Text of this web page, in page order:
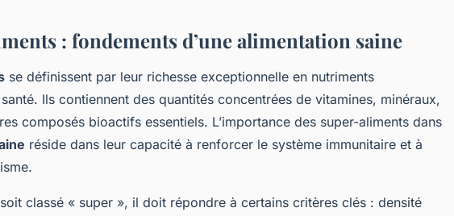
: fondements d’une alimentation saine
se définissent par leur richesse exceptionnelle en nutriments
Ils contiennent des quantités concentrées de vitamines, minéraux,
composés bioactifs essentiels. L’importance des super-aliments dans
réside dans leur capacité à renforcer le système immunitaire et à
soit classé « super », il doit répondre à certains critères clés : densité